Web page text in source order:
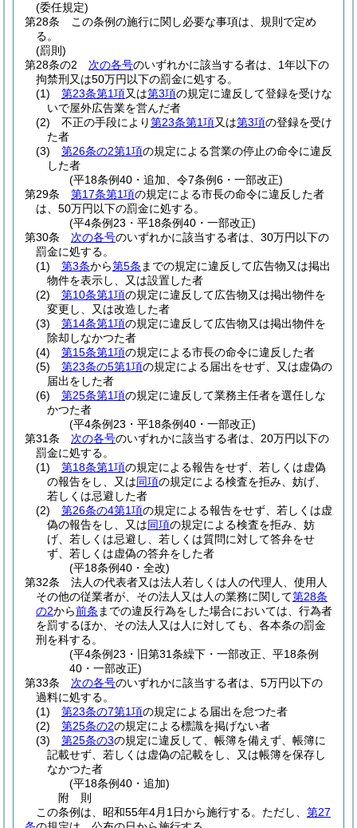
(委任規定)
第28条
この条例の施行に関し必要な事項は、規則で定め
る。
(罰則)
第28条の2
次の各号のいずれかに該当する者は、1年以下の
拘禁刑又は50万円以下の罰金に処する。
(1)
第23条第1項又は第3項の規定に違反して登録を受けな
いで屋外広告業を営んだ者
(2)
不正の手段により第23条第1項又は第3項の登録を受け
た者
(3)
第26条の2第1項の規定による営業の停止の命令に違反
した者
(平18条例40・追加、令7条例6・一部改正)
第29条
第17条第1項の規定による市長の命令に違反した者
は、50万円以下の罰金に処する。
(平4条例23・平18条例40・一部改正)
第30条
次の各号のいずれかに該当する者は、30万円以下の
罰金に処する。
(1)
第3条から第5条 までの規定に違反して広告物又は掲出
物件を表示し、又は設置した者
(2)
第10条第1項の規定に違反して広告物又は掲出物件を
変更し、又は改造した者
(3)
第14条第1項の規定に違反して広告物又は掲出物件を
除却しなかつた者
(4)
第15条第1項の規定による市長の命令に違反した者
(5)
第23条の5第1項の規定による届出をせず、又は虚偽の
届出をした者
(6)
第25条第1項の規定に違反して業務主任者を選任しな
かつた者
(平4条例23・平18条例40・一部改正)
第31条
次の各号のいずれかに該当する者は、20万円以下の
罰金に処する。
(1)
第18条第1項の規定による報告をせず、若しくは虚偽
の報告をし、又は同項の規定による検査を拒み、妨げ、
若しくは忌避した者
(2)
第26条の4第1項の規定による報告をせず、若しくは虚
偽の報告をし、又は同項の規定による検査を拒み、妨
げ、若しくは忌避し、若しくは質問に対して答弁をせ
ず、若しくは虚偽の答弁をした者
(平18条例40・全改)
第32条
法人の代表者又は法人若しくは人の代理人、使用人
その他の従業者が、その法人又は人の業務に関して第28条
の2から前条 までの違反行為をした場合においては、行為者
を罰するほか、その法人又は人に対しても、各本条の罰金
刑を科する。
(平4条例23・旧第31条繰下・一部改正、平18条例
40・一部改正)
第33条
次の各号のいずれかに該当する者は、5万円以下の
過料に処する。
(1)
第23条の7第1項の規定による届出を怠つた者
(2)
第25条の2の規定による標識を掲げない者
(3)
第25条の3の規定に違反して、帳簿を備えず、帳簿に
記載せず、若しくは虚偽の記載をし、又は帳簿を保存し
なかつた者
(平18条例40・追加)
附 則
この条例は、昭和55年4月1日から施行する。 ただし、 第27